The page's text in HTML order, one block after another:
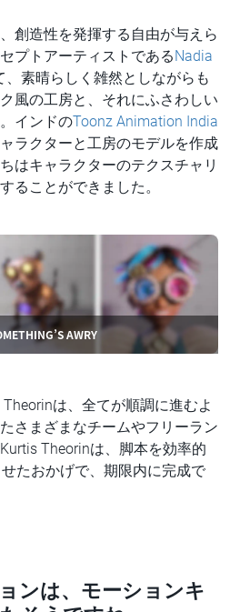
創造性を発揮する自由が与えら
プトアーティストであるNadia
、素晴らしく雑然としながらも
風の工房と、それにふさわしい
インドのToonz Animation India
ラクターと工房のモデルを作成
はキャラクターのテクスチャリ
ることができました。
AWRY
は、全てが順調に進むよ
さまざまなチームやフリーラン
Theorinは、脚本を効率的
たおかげで、期限内に完成で
ンは、モーションキ